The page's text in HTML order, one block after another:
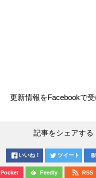
更新情報をFacebookで
記事をシェアする
いいね！ ツイート
Pocket Feedly RSS